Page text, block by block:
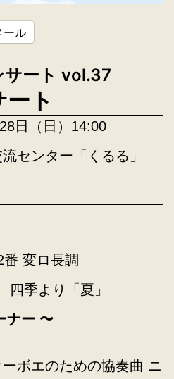
ール
サート vol.37
ト
日（日）14:00
センター「くるる」
変ロ長調
四季より「夏」
ナー 〜
ボエのための協奏曲 ニ